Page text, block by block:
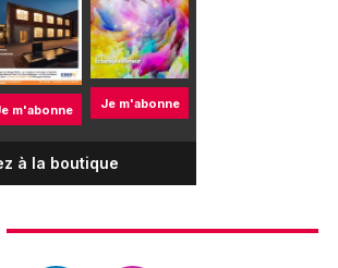
m'abonne Je m'abonne
à la boutique